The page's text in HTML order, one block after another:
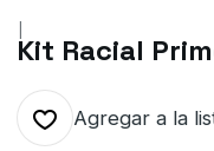
|
Kit Racial
Agregar a la